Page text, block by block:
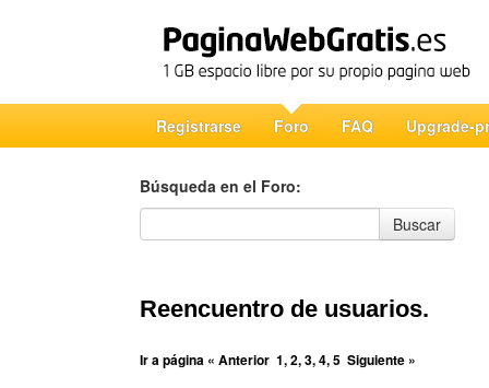
Registrarse Foro FAQ Upgrade-
Búsqueda en el Foro:
Búsqueda en el Foro
Buscar
Reencuentro de usuarios.
Ir a página « Anterior 1,2,3,4,5 Siguiente »